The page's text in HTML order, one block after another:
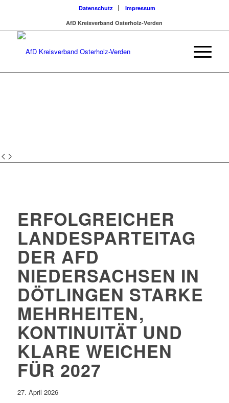
Datenschutz
Impressum
AfD Kreisverband Osterholz-Verden
ERFOLGREICHER
LANDESPARTEITAG
DER AFD
NIEDERSACHSEN IN
DÖTLINGEN STARKE
MEHRHEITEN,
KONTINUITÄT UND
KLARE WEICHEN
FÜR 2027
27. April 2026